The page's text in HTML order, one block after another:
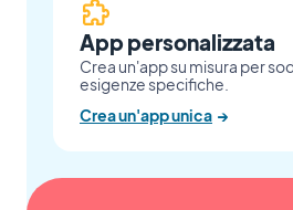
App personalizzata
Crea un'app su misura per
esigenze specifiche.
Crea un'app unica →